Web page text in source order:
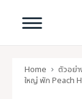
Home ตัวอย่
ใหญ่ พัก Peach